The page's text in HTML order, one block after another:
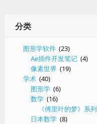
分类
图形学软件 (23)
Ae插件开发笔记 (4)
像素世界 (19)
学术 (40)
图形学 (6)
数学 (16)
《傅里叶的梦》系列
日本数学 (8)